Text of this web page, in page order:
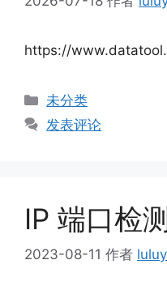
https://
分
类
未分类
发表评论
IP 端口检
2023-08-11 作者